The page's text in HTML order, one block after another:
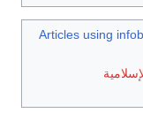
Articles using